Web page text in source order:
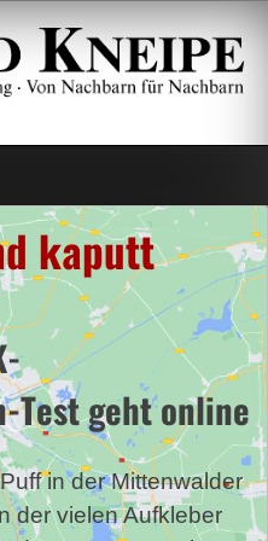
kaputt
Test geht online
in der Mittenwalder
der vielen Aufkleber